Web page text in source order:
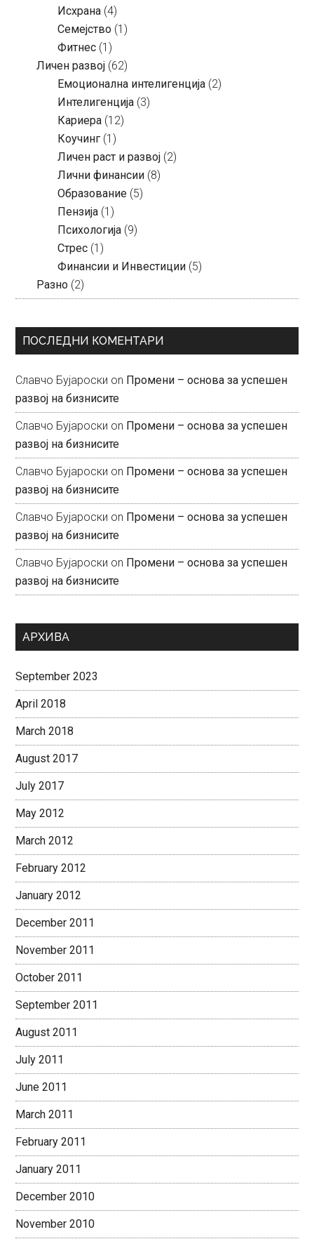
Исхрана (4)
Семејство (1)
Фитнес (1)
Личен развој (62)
Емоционална интелигенција (2)
Интелигенција (3)
Кариера (12)
Коучинг (1)
Личен раст и развој (2)
Лични финансии (8)
Образование (5)
Пензија (1)
Психологија (9)
Стрес (1)
Финансии и Инвестиции (5)
Разно (2)
ПОСЛЕДНИ КОМЕНТАРИ
Славчо Бујароски on Промени – основа за успешен
развој на бизнисите
Славчо Бујароски on Промени – основа за успешен
развој на бизнисите
Славчо Бујароски on Промени – основа за успешен
развој на бизнисите
Славчо Бујароски on Промени – основа за успешен
развој на бизнисите
Славчо Бујароски on Промени – основа за успешен
развој на бизнисите
АРХИВА
September 2023
April 2018
March 2018
August 2017
July 2017
May 2012
March 2012
February 2012
January 2012
December 2011
November 2011
October 2011
September 2011
August 2011
July 2011
June 2011
March 2011
February 2011
January 2011
December 2010
November 2010